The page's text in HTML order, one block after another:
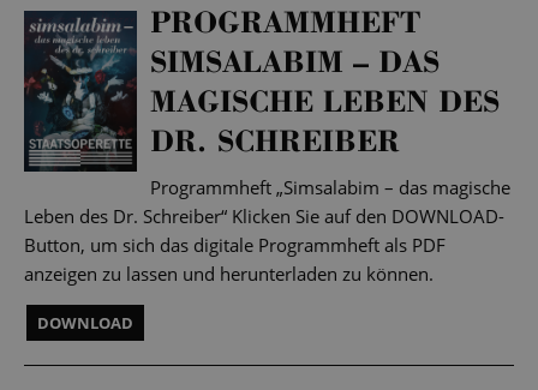
PROGRAMMHEFT
SIMSALABIM – DAS
MAGISCHE LEBEN DES
DR. SCHREIBER
Programmheft „Simsalabim – das magische
Leben des Dr. Schreiber“ Klicken Sie auf den DOWNLOAD-
Button, um sich das digitale Programmheft als PDF
anzeigen zu lassen und herunterladen zu können.
DOWNLOAD